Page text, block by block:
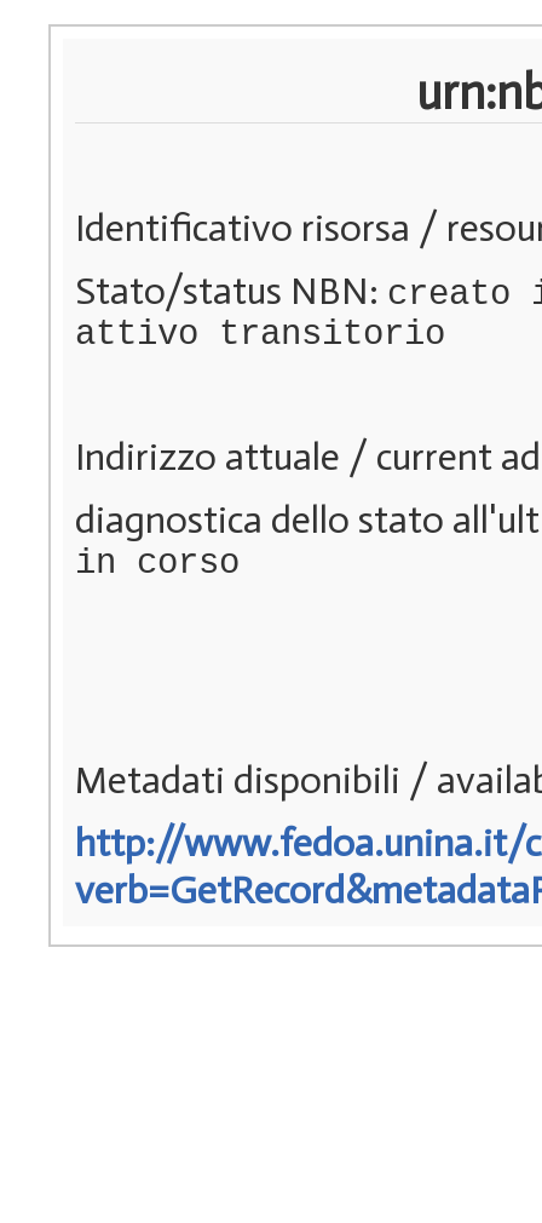
Identificativo risorsa /
Stato/status NBN: creato
attivo transitorio
Indirizzo attuale / current
diagnostica dello stato
in corso
Metadati disponibili /
http://www.fedoa.unina.it/